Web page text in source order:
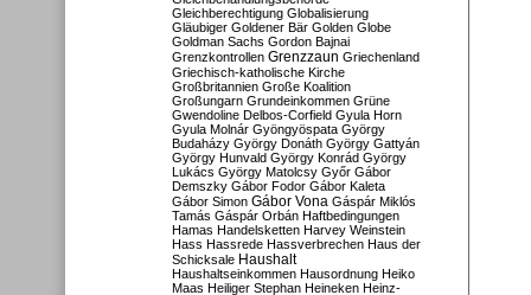
Gleichberechtigung Globalisierung
Gläubiger Goldener Bär Golden Globe
Goldman Sachs Gordon Bajnai
Grenzkontrollen Grenzzaun Griechenland
Griechisch-katholische Kirche
Großbritannien Große Koalition
Großungarn Grundeinkommen Grüne
Gwendoline Delbos-Corfield Gyula Horn
Gyula Molnár Gyöngyöspata György
Budaházy György Donáth György Gattyán
György Hunvald György Konrád György
Lukács György Matolcsy Győr Gábor
Demszky Gábor Fodor Gábor Kaleta
Gábor Simon Gábor Vona Gáspár Miklós
Tamás Gáspár Orbán Haftbedingungen
Hamas Handelsketten Harvey Weinstein
Hass Hassrede Hassverbrechen Haus der
Schicksale Haushalt
Haushaltseinkommen Hausordnung Heiko
Maas Heiliger Stephan Heineken Heinz-